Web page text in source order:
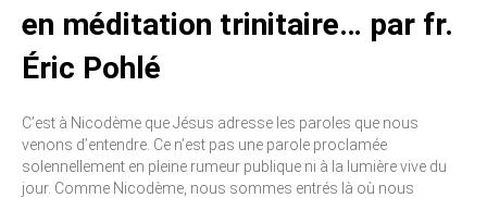
en méditation trinitaire… par fr.
Éric Pohlé
C’est à Nicodème que Jésus adresse les paroles que nous
venons d’entendre. Ce n’est pas une parole proclamée
solennellement en pleine rumeur publique ni à la lumière vive du
jour. Comme Nicodème, nous sommes entrés là où nous